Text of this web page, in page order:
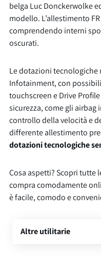
belga Luc Donckerwolke
modello. L’allestimento
comprendendo interni
oscurati.
Le dotazioni tecnologiche
Infotainment, con
touchscreen e Drive
sicurezza, come gli
controllo della velocità e
differente allestimento
dotazioni tecnologiche
Cosa aspetti? Scopri tutte
compra comodamente
è facile, comodo e
Altre utilitarie